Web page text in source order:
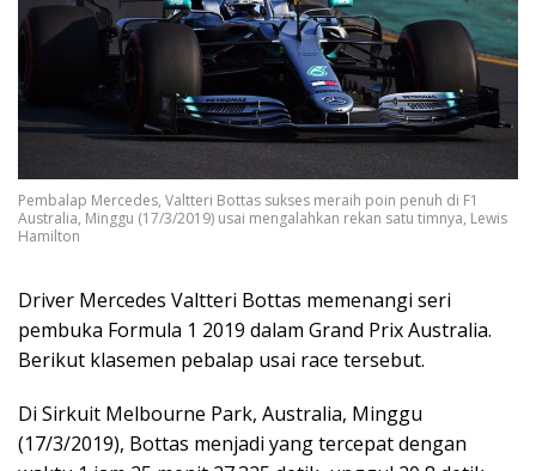
Pembalap Mercedes, Valtteri Bottas sukses meraih poin penuh di F1
Australia, Minggu (17/3/2019) usai mengalahkan rekan satu timnya, Lewis
Hamilton
Driver Mercedes Valtteri Bottas memenangi seri
pembuka Formula 1 2019 dalam Grand Prix Australia.
Berikut klasemen pebalap usai race tersebut.
Di Sirkuit Melbourne Park, Australia, Minggu
(17/3/2019), Bottas menjadi yang tercepat dengan